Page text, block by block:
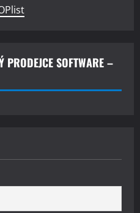
PRODEJCE SOFTWARE –